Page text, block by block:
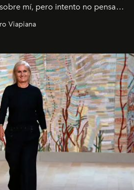
mí, pero intento no pensar
perciben. Creo que es una
Viapiana